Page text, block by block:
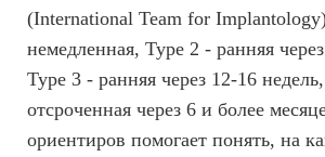
(International Team for
немедленная, Type 2 - ранняя
Type 3 - ранняя через 12-16
отсроченная через 6 и более
ориентиров помогает понять, на